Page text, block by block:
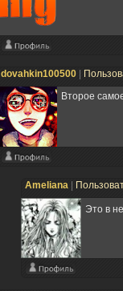
dovahkin100500
Второе
Ameliana
Это в